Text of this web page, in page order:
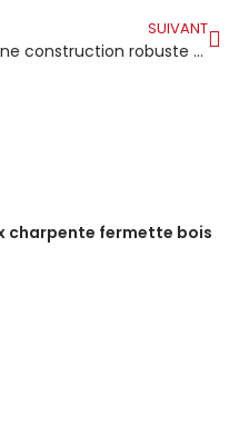
SUIVANT
Une construction robuste part d’une bonne charpente pour soutenir sa structure
charpente fermette bois